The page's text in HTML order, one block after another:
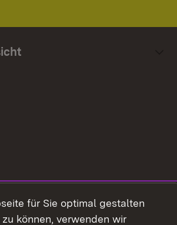
für Sie optimal gestalten
können, verwenden wir